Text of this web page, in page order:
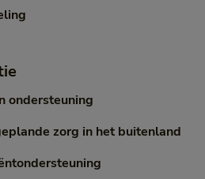
ondersteuning
zorg in het buitenland